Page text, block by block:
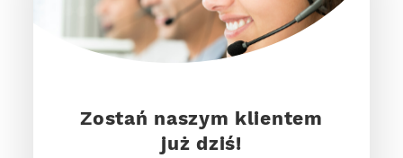
Zostań naszym klientem
już dziś!